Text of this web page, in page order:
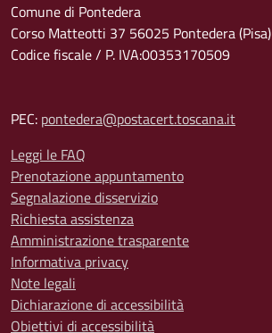
Comune di Pontedera
Corso Matteotti 37 56025 Pontedera (Pisa)
Codice fiscale / P. IVA:00353170509
PEC: pontedera@postacert.toscana.it
Leggi le FAQ
Prenotazione appuntamento
Segnalazione disservizio
Richiesta assistenza
Amministrazione trasparente
Informativa privacy
Note legali
Dichiarazione di accessibilità
Obiettivi di accessibilità